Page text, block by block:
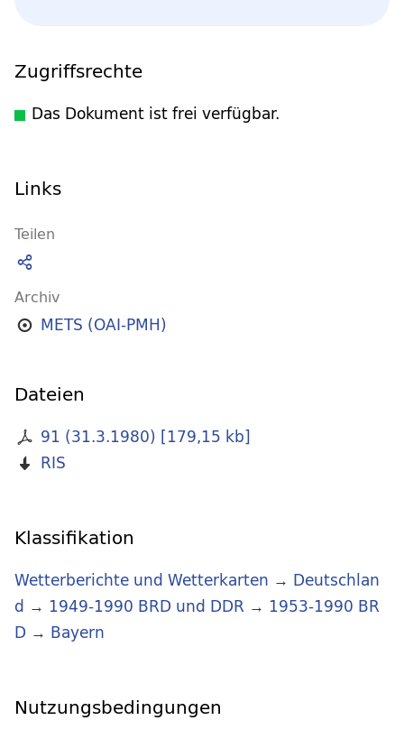
Zugriffsrechte
Das Dokument ist frei verfügbar.
Links
Teilen
Archiv
METS (OAI-PMH)
Dateien
91 (31.3.1980) [179,15 kb]
RIS
Klassifikation
Wetterberichte und Wetterkarten → Deutschlan
d → 1949-1990 BRD und DDR → 1953-1990 BR
D → Bayern
Nutzungsbedingungen